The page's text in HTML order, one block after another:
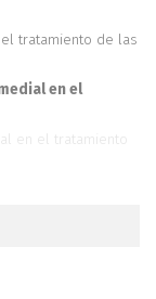
tratamiento de las
en el
en el tratamiento
medial